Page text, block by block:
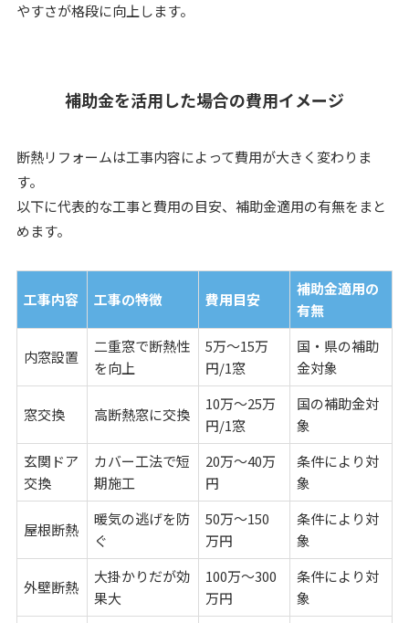
やすさが格段に向上します。
補助金を活用した場合の費用イメージ
断熱リフォームは工事内容によって費用が大きく変わりま
す。
以下に代表的な工事と費用の目安、補助金適用の有無をまと
めます。
工事内容 工事の特徴 費用目安
補助金適用の
有無
内窓設置
二重窓で断熱性
を向上
5万～15万
円/1窓
国・県の補助
金対象
窓交換 高断熱窓に交換
10万～25万
円/1窓
国の補助金対
象
玄関ドア
交換
カバー工法で短
期施工
20万～40万
円
条件により対
象
屋根断熱
暖気の逃げを防
ぐ
50万～150
万円
条件により対
象
外壁断熱
大掛かりだが効
果大
100万～300
万円
条件により対
象